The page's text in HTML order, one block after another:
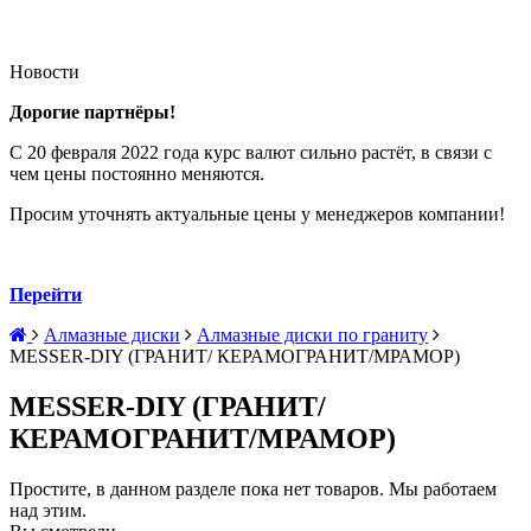
Новости
Дорогие партнёры!
С 20 февраля 2022 года курс валют сильно растёт, в связи с
чем цены постоянно меняются.
Просим уточнять актуальные цены у менеджеров компании!
Перейти
Алмазные диски
Алмазные диски по граниту
MESSER-DIY (ГРАНИТ/ КЕРАМОГРАНИТ/МРАМОР)
MESSER-DIY (ГРАНИТ/
КЕРАМОГРАНИТ/МРАМОР)
Простите, в данном разделе пока нет товаров. Мы работаем
над этим.